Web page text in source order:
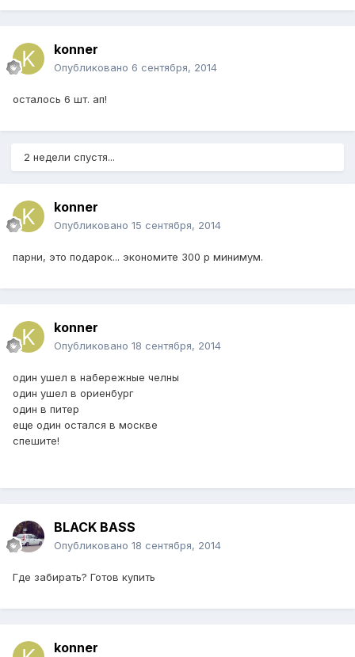
konner
Опубликовано 6 сентября, 2014
осталось 6 шт. ап!
2 недели спустя...
konner
Опубликовано 15 сентября, 2014
парни, это подарок... экономите 300 р минимум.
konner
Опубликовано 18 сентября, 2014
один ушел в набережные челны
один ушел в ориенбург
один в питер
еще один остался в москве
спешите!
BLACK BASS
Опубликовано 18 сентября, 2014
Где забирать? Готов купить
konner